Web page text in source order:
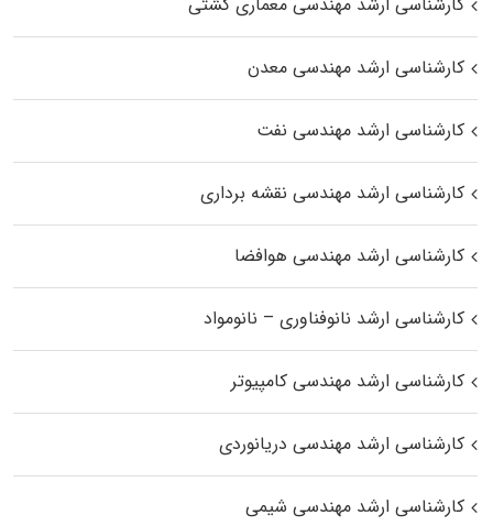
کارشناسی ارشد مهندسی معدن
کارشناسی ارشد مهندسی نفت
کارشناسی ارشد مهندسی نقشه برداری
کارشناسی ارشد مهندسی هوافضا
کارشناسی ارشد نانوفناوری – نانومواد
کارشناسی ارشد مهندسی کامپیوتر
کارشناسی ارشد مهندسی دریانوردی
کارشناسی ارشد مهندسی شیمی